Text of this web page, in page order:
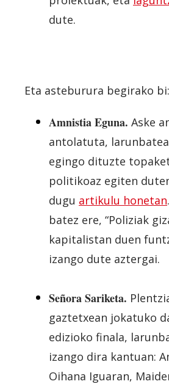
dute.
Eta asteburura begirako bi:
Amnistia Eguna. Aske
antolatuta,
egingo dituzte
politikoaz egiten
dugu artikulu honetan
batez ere, “Poliziak
kapitalistan duen
izango dute aztergai.
Señora Sariketa.
gaztetxean jokatuko
edizioko finala,
izango dira kantuan:
Oihana Iguaran,